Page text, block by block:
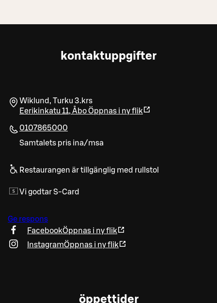
kontaktuppgifter
Wiklund, Turku 3.krs
Eerikinkatu 11, ÅboÖppnas i ny flik
0107865000
Samtalets pris ina/msa
Restaurangen är tillgänglig med rullstol
Vi godtar S-Card
Ge respons
FacebookÖppnas i ny flik
InstagramÖppnas i ny flik
öppettider